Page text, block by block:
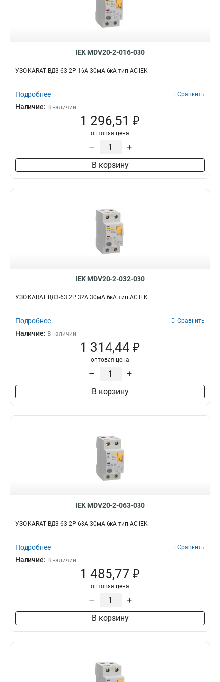
IEK MDV20-2-016-030
УЗО KARAT ВД3-63 2P 16А 30мА 6кА тип AC IEK
Подробнее Сравнить
Наличие: В наличии
1 296,51 ₽
оптовая цена
– +
В корзину
IEK MDV20-2-032-030
УЗО KARAT ВД3-63 2P 32А 30мА 6кА тип AC IEK
Подробнее Сравнить
Наличие: В наличии
1 314,44 ₽
оптовая цена
– +
В корзину
IEK MDV20-2-063-030
УЗО KARAT ВД3-63 2P 63А 30мА 6кА тип AC IEK
Подробнее Сравнить
Наличие: В наличии
1 485,77 ₽
оптовая цена
– +
В корзину